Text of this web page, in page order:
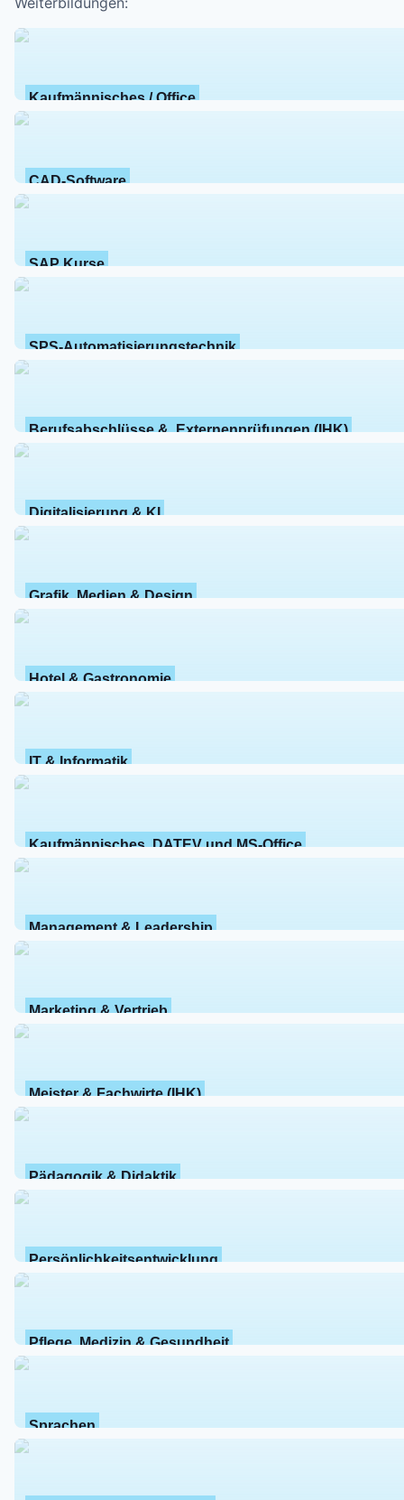
Kaufmännisches / Office
CAD-Software
SAP Kurse
SPS-Automatisierungstechnik
Berufsabschlüsse &  Externenprüfungen (IHK)
Digitalisierung & KI
Grafik, Medien & Design
Hotel & Gastronomie
IT & Informatik
Kaufmännisches, DATEV und MS-Office
Management & Leadership
Marketing & Vertrieb
Meister & Fachwirte (IHK)
Pädagogik & Didaktik
Persönlichkeitsentwicklung
Pflege, Medizin & Gesundheit
Sprachen